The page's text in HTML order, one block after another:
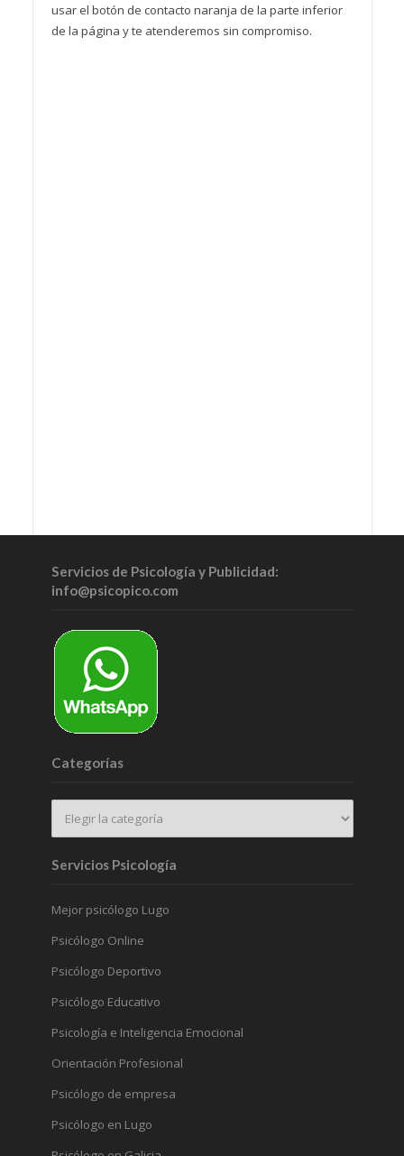
usar el botón de contacto naranja de la parte inferior
de la página y te atenderemos sin compromiso.
Servicios de Psicología y Publicidad:
info@psicopico.com
Categorías
Servicios Psicología
Mejor psicólogo Lugo
Psicólogo Online
Psicólogo Deportivo
Psicólogo Educativo
Psicología e Inteligencia Emocional
Orientación Profesional
Psicólogo de empresa
Psicólogo en Lugo